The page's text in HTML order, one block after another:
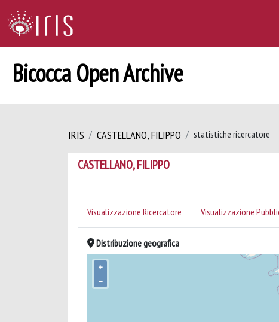
Bicocca Open Archive
IRIS CASTELLANO, FILIPPO statistiche ricercatore
CASTELLANO, FILIPPO
Visualizzazione Ricercatore Visualizzazione
Distribuzione geografica
+
–